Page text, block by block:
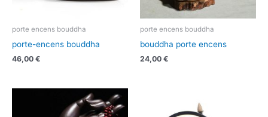
porte encens bouddha
porte-encens bouddha
46,00 €
porte encens bouddha
bouddha porte encens
24,00 €